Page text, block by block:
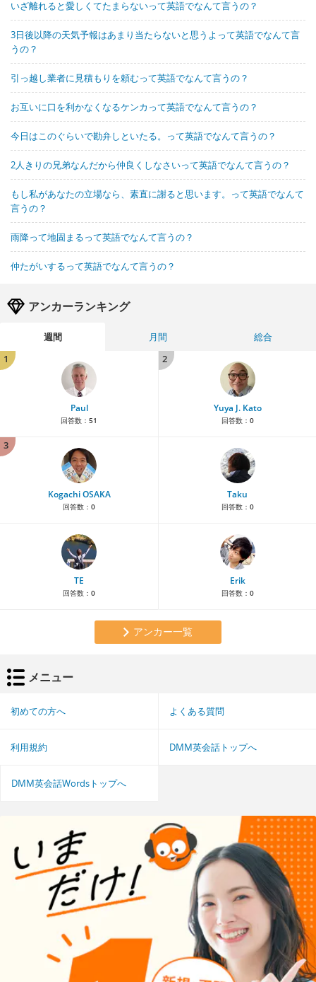
いざ離れると愛しくてたまらないって英語でなんて言うの？
3日後以降の天気予報はあまり当たらないと思うよって英語でなんて言
うの？
引っ越し業者に見積もりを頼むって英語でなんて言うの？
お互いに口を利かなくなるケンカって英語でなんて言うの？
今日はこのぐらいで勘弁しといたる。って英語でなんて言うの？
2人きりの兄弟なんだから仲良くしなさいって英語でなんて言うの？
もし私があなたの立場なら、素直に謝ると思います。って英語でなんて
言うの？
雨降って地固まるって英語でなんて言うの？
仲たがいするって英語でなんて言うの？
アンカーランキング
週間 月間
総合
1
Paul
回答数： 51
2
Yuya J. Kato
回答数： 0
3
Kogachi OSAKA
回答数： 0
Taku
回答数： 0
TE
回答数： 0
Erik
回答数： 0
アンカー一覧
メニュー
初めての方へ よくある質問
利用規約 DMM英会話トップへ
DMM英会話Wordsトップへ